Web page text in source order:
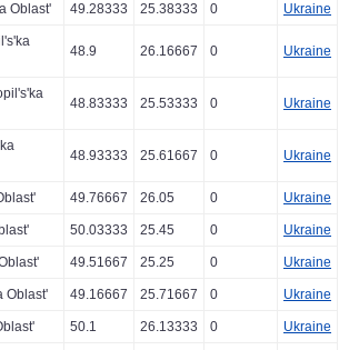
Oblast' 49.28333 25.38333 0 Ukraine
48.9 26.16667 0 Ukraine
48.83333 25.53333 0 Ukraine
48.93333 25.61667 0 Ukraine
49.76667 26.05 0 Ukraine
50.03333 25.45 0 Ukraine
49.51667 25.25 0 Ukraine
Oblast' 49.16667 25.71667 0 Ukraine
50.1 26.13333 0 Ukraine